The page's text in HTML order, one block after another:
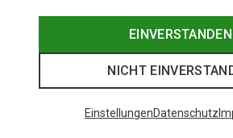
EINVERSTANDEN
NICHT
EinstellungenDatenschutz